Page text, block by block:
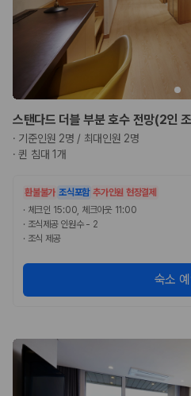
스탠다드 더블 부분 호수 전망(2인
· 기준인원 2명 / 최대인원 2명
·퀸 침대 1개
환불불가 조식포함 추가인원 현장결제
· 체크인 15:00, 체크아웃 11:00
· 조식제공 인원수 - 2
· 조식 제공
숙소